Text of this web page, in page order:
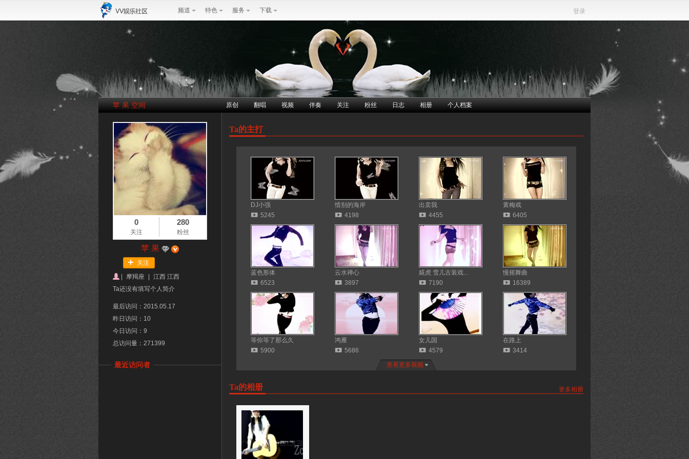
频道 特色 服务 下载 登录
苹 果 空间 原创 翻唱 视频 伴奏 关注 粉丝 日志 相册 个人档案
0
关注
280
粉丝
苹 果
关注
摩羯座
江西 江西
Ta还没有填写个人简介
最后访问：2015.05.17
昨日访问：10
今日访问：9
总访问量：271399
最近访问者
Ta的主打
DJ小强
5245
惜别的海岸
4198
出卖我
4455
黄梅戏
6405
蓝色形体
6523
云水禅心
3897
婲虎 雪儿古装戏...
7190
慢摇舞曲
16389
等你等了那么久
5900
鸿雁
5686
女儿国
4579
在路上
3414
查看更多视频
Ta的相册 更多相册